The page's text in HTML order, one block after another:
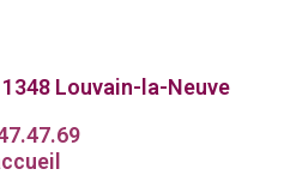
Louvain-la-Neuve